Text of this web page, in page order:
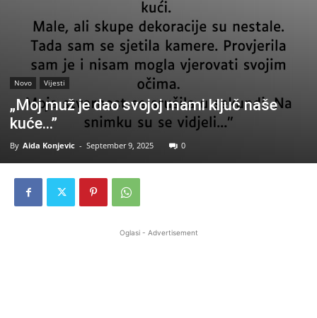
Novo Vijesti
„Moj muž je dao svojoj mami ključ naše
kuće…”
By Aida Konjevic - September 9, 2025 0
Oglasi - Advertisement